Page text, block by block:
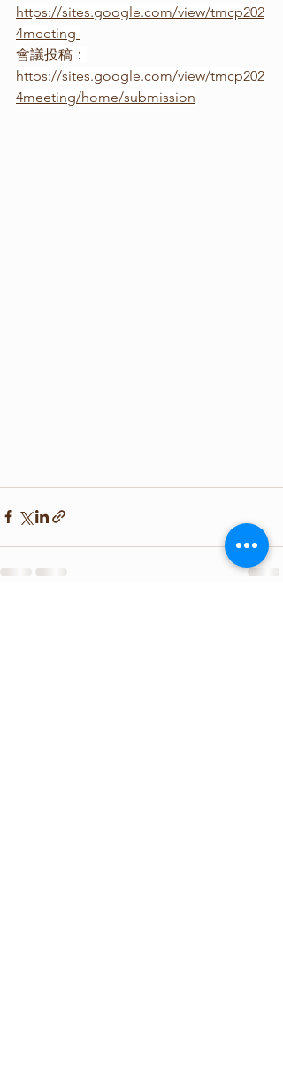
https://sites.google.com/view/tmcp202
4meeting
會議投稿：
https://sites.google.com/view/tmcp202
4meeting/home/submission